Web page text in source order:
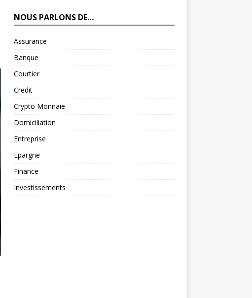
NOUS PARLONS DE…
Assurance
Banque
Courtier
Credit
Crypto Monnaie
Domiciliation
Entreprise
Epargne
Finance
Investissements